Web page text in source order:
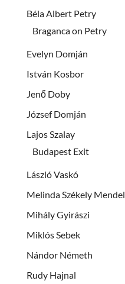
Béla Albert Petry
Braganca on Petry
Evelyn Domján
István Kosbor
Jenő Doby
József Domján
Lajos Szalay
Budapest Exit
László Vaskó
Melinda Székely Mendel
Mihály Gyirászi
Miklós Sebek
Nándor Németh
Rudy Hajnal